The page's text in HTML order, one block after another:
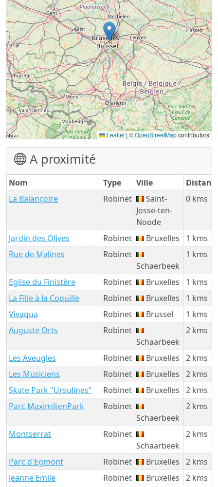
Leaflet | ©OpenStreetMapcontributors
A proximité
Nom Type Ville
La Balançoire
Robinet
Saint-
Josse-ten-
Noode
0 kms
Jardin des Olives Robinet Bruxelles
1 kms
Rue de Malines
Robinet
Schaerbeek
1 kms
Eglise du Finistère Robinet Bruxelles
1 kms
La Fille à la Coquille
Robinet Bruxelles
1 kms
Vivaqua
Robinet Brussel
1 kms
Auguste Orts
Robinet
Schaarbeek
2 kms
Les Aveugles Robinet Bruxelles
2 kms
Les Musiciens
Robinet Bruxelles
2 kms
Skate Park "Ursulines"
Robinet Bruxelles
2 kms
Parc MaximilienPark
Robinet
Schaerbeek
2 kms
Montserrat
Robinet
Schaarbeek
2 kms
Parc d'Egmont Robinet Bruxelles
2 kms
Jeanne Emile
Robinet Bruxelles 2 kms